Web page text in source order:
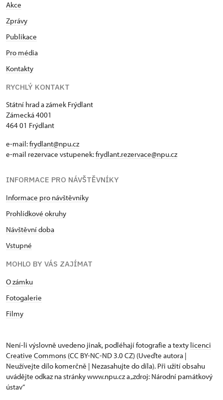
Akce
Zprávy
Publikace
Pro média
Kontakty
RYCHLÝ KONTAKT
Státní hrad a zámek Frýdlant
Zámecká 4001
464 01 Frýdlant
e-mail:frydlant@npu.cz
e-mail rezervace vstupenek:frydlant.rezervace@npu.cz
INFORMACE PRO NÁVŠTĚVNÍKY
Informace pro návštěvníky
Prohlídkové okruhy
Návštěvní doba
Vstupné
MOHLO BY VÁS ZAJÍMAT
O zámku
Fotogalerie
Filmy
Není-li výslovně uvedeno jinak, podléhají fotografie a texty licenci
Creative Commons (CC BY-NC-ND 3.0 CZ) (Uveďte autora |
Neužívejte dílo komerčně | Nezasahujte do díla). Při užití obsahu
uvádějte odkaz na stránky www.npu.cz a „zdroj: Národní památkový
ústav“